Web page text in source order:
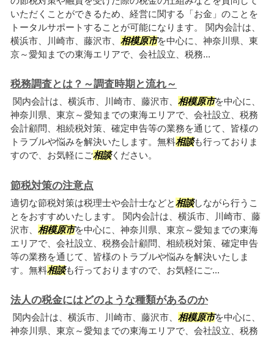
いただくことができるため、経営に関する「お金」のことを
トータルサポートすることが可能になります。 関内会計は、
横浜市、川崎市、藤沢市、 相模原市を中心に、神奈川県、東
京～愛知までの東海エリアで、会社設立、税務...
税務調査とは？～調査時期と流れ～
関内会計は、横浜市、川崎市、藤沢市、 相模原市を中心に、
神奈川県、東京～愛知までの東海エリアで、会社設立、税務
会計顧問、相続税対策、確定申告等の業務を通じて、皆様の
トラブルや悩みを解決いたします。無料相談も行っておりま
すので、お気軽にご相談ください。
節税対策の注意点
適切な節税対策は税理士や会計士などと相談しながら行うこ
とをおすすめいたします。 関内会計は、横浜市、川崎市、藤
沢市、 相模原市を中心に、神奈川県、東京～愛知までの東海
エリアで、会社設立、税務会計顧問、相続税対策、確定申告
等の業務を通じて、皆様のトラブルや悩みを解決いたしま
す。無料相談も行っておりますので、お気軽にご...
法人の税金にはどのような種類があるのか
関内会計は、横浜市、川崎市、藤沢市、 相模原市を中心に、
神奈川県、東京～愛知までの東海エリアで、会社設立、税務